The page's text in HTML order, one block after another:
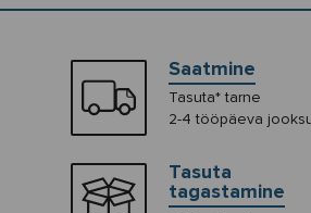
Saatmine
Tasuta* tarne
2-4 tööpäeva
Tasuta
tagastamine